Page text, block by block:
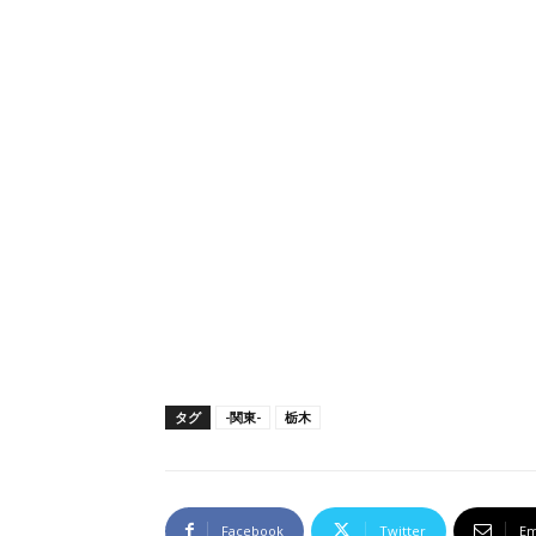
タグ -関東- 栃木
Facebook Twitter